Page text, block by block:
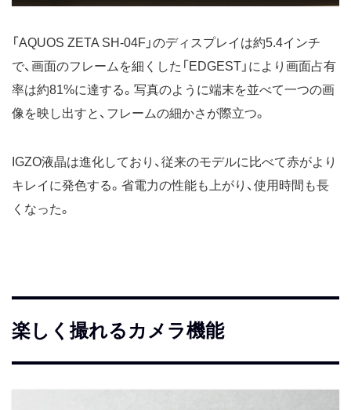
「AQUOS ZETA SH-04F」のディスプレイは約5.4インチ
で、画面のフレームを細くした「EDGEST」により画面占有
率は約81%に達する。写真のように端末を並べて一つの画
像を映し出すと、フレームの細かさが際立つ。
IGZO液晶は進化しており、従来のモデルに比べて赤がより
キレイに発色する。省電力の性能も上がり、使用時間も長
くなった。
楽しく撮れるカメラ機能